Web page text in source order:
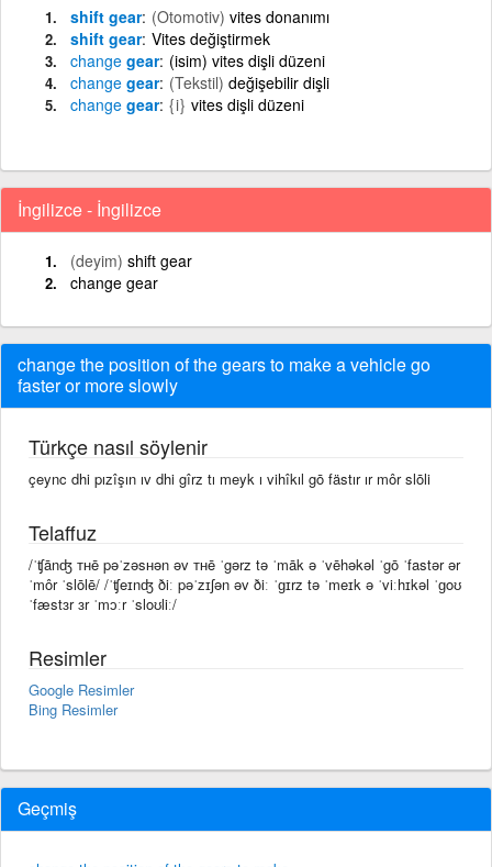
shift gear (Otomotiv) vites donanımı
shift gear Vites değiştirmek
change gear (isim) vites dişli düzeni
change gear (Tekstil) değişebilir dişli
change gear {i} vites dişli düzeni
İngilizce - İngilizce
(deyim) shift gear
change gear
change the position of the gears to make a vehicle go
faster or more slowly
Türkçe nasıl söylenir
çeync dhi pızîşın ıv dhi gîrz tı meyk ı vihîkıl gō fästır ır môr slōli
Telaffuz
/ˈʧānʤ ᴛʜē pəˈzəsʜən əv ᴛʜē ˈgərz tə ˈmāk ə ˈvēhəkəl ˈgō ˈfastər ər
ˈmôr ˈslōlē/ /ˈʧeɪnʤ ðiː pəˈzɪʃən əv ðiː ˈɡɪrz tə ˈmeɪk ə ˈviːhɪkəl ˈɡoʊ
ˈfæstɜr ɜr ˈmɔːr ˈsloʊliː/
Resimler
Google Resimler
Bing Resimler
Geçmiş